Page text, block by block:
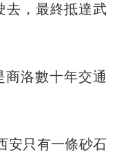
去，最終抵達武
洛數十年交通
只有一條砂石